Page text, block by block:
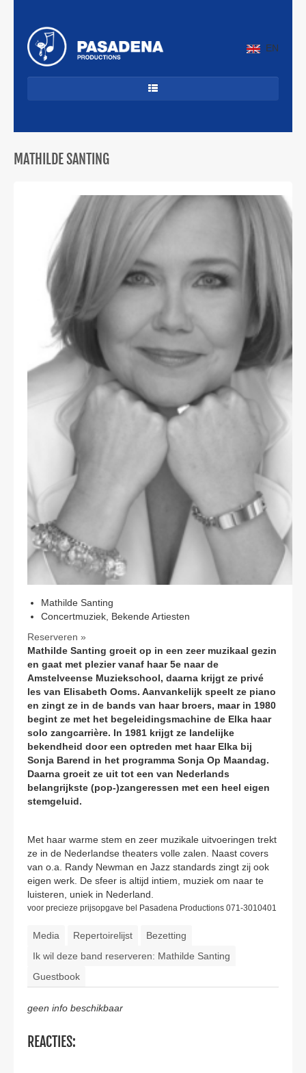
EN
JAZZ & LATIN
CUBAANS
BEKENDE ARTIESTEN
PROFIEL
CONTACT
MATHILDE SANTING
Mathilde Santing
Concertmuziek, Bekende Artiesten
Reserveren »
Mathilde Santing groeit op in een zeer muzikaal gezin
en gaat met plezier vanaf haar 5e naar de
Amstelveense Muziekschool, daarna krijgt ze privé
les van Elisabeth Ooms. Aanvankelijk speelt ze piano
en zingt ze in de bands van haar broers, maar in 1980
begint ze met het begeleidingsmachine de Elka haar
solo zangcarrière. In 1981 krijgt ze landelijke
bekendheid door een optreden met haar Elka bij
Sonja Barend in het programma Sonja Op Maandag.
Daarna groeit ze uit tot een van Nederlands
belangrijkste (pop-)zangeressen met een heel eigen
stemgeluid.
Met haar warme stem en zeer muzikale uitvoeringen trekt
ze in de Nederlandse theaters volle zalen. Naast covers
van o.a. Randy Newman en Jazz standards zingt zij ook
eigen werk. De sfeer is altijd intiem, muziek om naar te
luisteren, uniek in Nederland.
voor precieze prijsopgave bel Pasadena Productions 071-3010401
Media Repertoirelijst
Bezetting
Ik wil deze band reserveren: Mathilde Santing
Guestbook
geen info beschikbaar
REACTIES: